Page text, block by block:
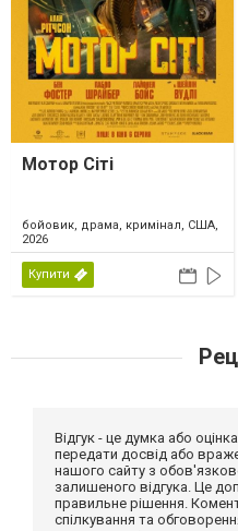
Мотор Сіті
бойовик, драма, кримінал, США,
2026
Купити
Відгук - це думка або
передати досвід або
нашого сайту з
залишеного відгука. Це
правильне рішення.
спілкування та